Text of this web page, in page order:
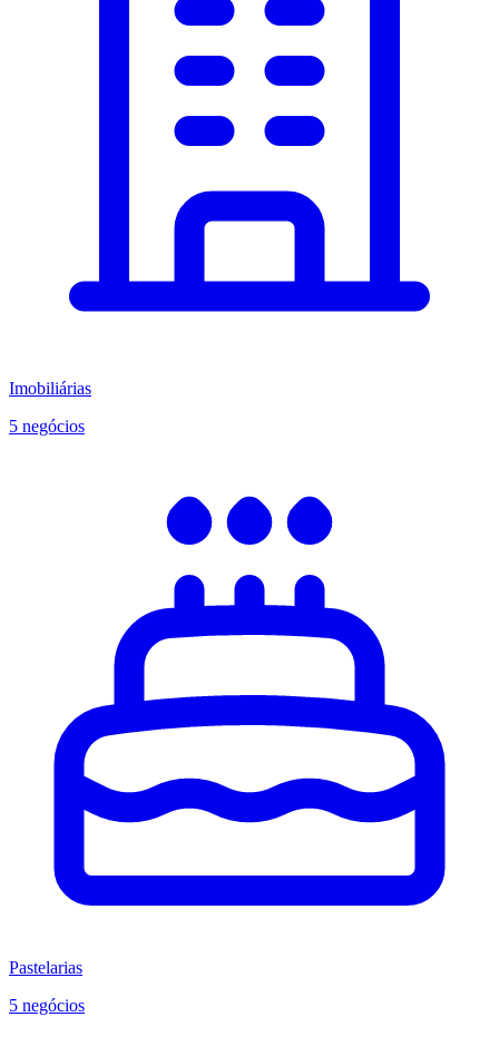
Imobiliárias
5 negócios
Pastelarias
5 negócios